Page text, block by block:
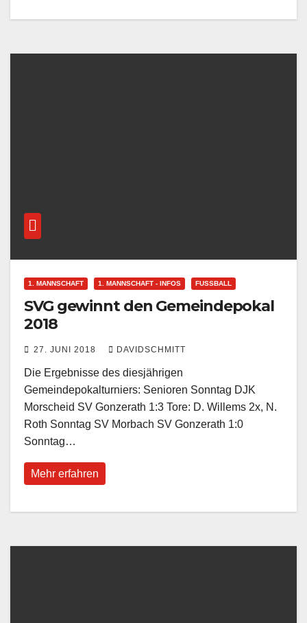
1. MANNSCHAFT 1. MANNSCHAFT - INFOS FUSSBALL
SVG gewinnt den Gemeindepokal
2018
27. JUNI 2018 DAVIDSCHMITT
Die Ergebnisse des diesjährigen
Gemeindepokalturniers: Senioren Sonntag DJK
Morscheid SV Gonzerath 1:3 Tore: D. Willems 2x, N.
Roth Sonntag SV Morbach SV Gonzerath 1:0
Sonntag…
Mehr erfahren